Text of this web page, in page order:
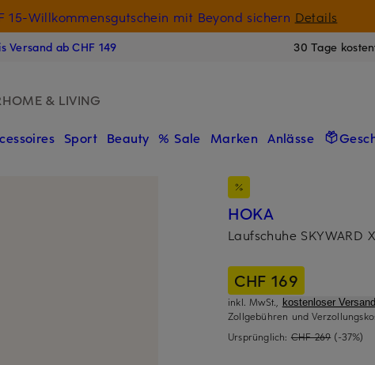
15-Willkommensgutschein mit Beyond sichern Details
Versand ab CHF 149 30 Tage
HOME & LIVING
Sport Beauty % Sale Marken Anlässe
HOKA
Laufschuhe SKYWARD
CHF 169
inkl. MwSt., kostenloser
Zollgebühren und
Ursprünglich: CHF 269 (-37%)